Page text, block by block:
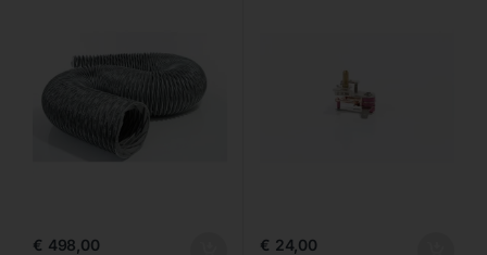
€ 498,00 € 24,00